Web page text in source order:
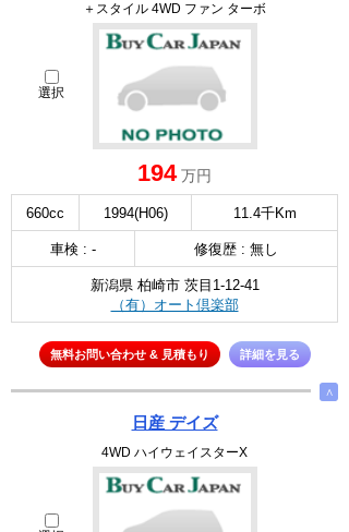
＋スタイル 4WD ファン ターボ
選択
194万円
660cc 1994(H06) 11.4千Km
車検 : - 修復歴 : 無し
新潟県 柏崎市 茨目1-12-41
（有）オート倶楽部
無料お問い合わせ & 見積もり 詳細を見る
∧
日産 デイズ
4WD ハイウェイスターX